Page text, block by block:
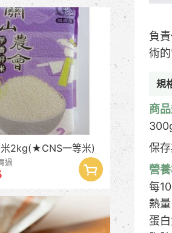
米2kg(★CNS一等米)
過
負
術
規
商
保
營
每
熱
蛋